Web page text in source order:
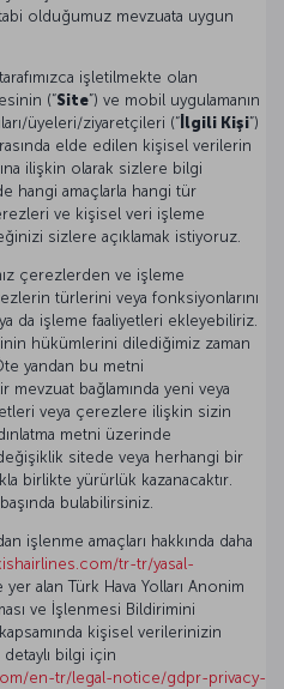
olduğumuz mevzuata uygun
işletilmekte olan
(“Site”) ve mobil uygulamanın
üyeleri/ziyaretçileri (“ İlgili Kişi”)
elde edilen kişisel verilerin
ilişkin olarak sizlere bilgi
hangi amaçlarla hangi tür
ve kişisel veri işleme
sizlere açıklamak istiyoruz.
çerezlerden ve işleme
türlerini veya fonksiyonlarını
da işleme faaliyetleri ekleyebiliriz.
hükümlerini dilediğimiz zaman
yandan bu metni
bağlamında yeni veya
veya çerezlere ilişkin sizin
metni üzerinde
sitede veya herhangi bir
birlikte yürürlük kazanacaktır.
bulabilirsiniz.
işlenme amaçları hakkında daha
tr-tr/yasal-
alan Türk Hava Yolları Anonim
ve İşlenmesi Bildirimini
kişisel verilerinizin
bilgi için
en-tr/legal-notice/gdpr-privacy-